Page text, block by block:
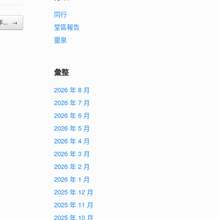
... →
同行
堂區報告
靈泉
彙整
2026 年 8 月
2026 年 7 月
2026 年 6 月
2026 年 5 月
2026 年 4 月
2026 年 3 月
2026 年 2 月
2026 年 1 月
2025 年 12 月
2025 年 11 月
2025 年 10 月